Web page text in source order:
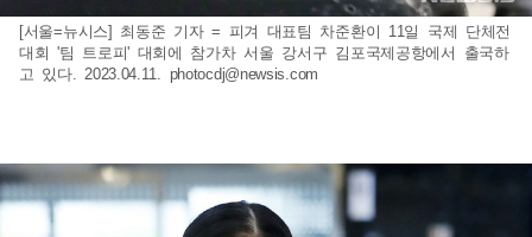
[서울=뉴시스] 최동준 기자 = 피겨 대표팀 차준환이 11일 국제 단체전
대회 '팀 트로피' 대회에 참가차 서울 강서구 김포국제공항에서 출국하
고 있다. 2023.04.11. photocdj@newsis.com